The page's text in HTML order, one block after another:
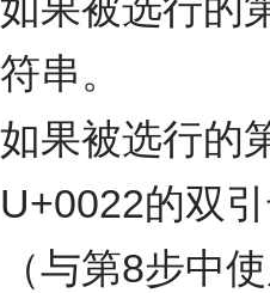
符串。
如果被选行的
U+0022的双
（与第8步中